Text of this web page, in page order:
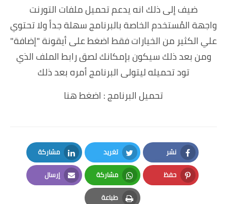
ضيف إلى ذلك انه يدعم تحميل ملفات التورنت
واجهة المُستخدم الخاصة بالبرنامج سهلة جداً ولا تحتوي
علي الكثير من الخيارات فقط اضغط على أيقونة "إضافة"
ومن بعد ذلك سيكون بإمكانك لصق رابط الملف الذي
تود تحميله ليتولى البرنامج أمره بعد ذلك
تحميل البرنامج : اضغط هنا
نشر
Facebook
تغريد
Twitter
مشاركة
LinkedIn
حفظ
Pinterest
مشاركة
Whatsapp
إرسال
Email
طباعة